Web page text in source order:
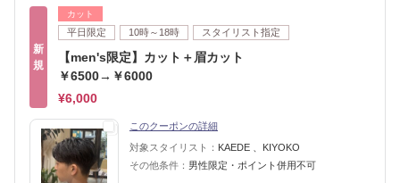
新
規
カット
平日限定 10時～18時 スタイリスト指定
【men's限定】カット＋眉カット
￥6500→￥6000
¥6,000
このクーポンの詳細
対象スタイリスト： KAEDE 、KIYOKO
その他条件： 男性限定・ポイント併用不可